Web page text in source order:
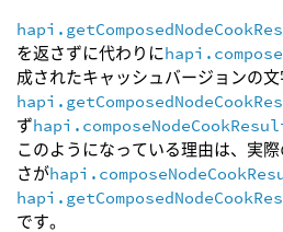
を返さずに代わりに
成されたキャッシュバージョンの文
ず
このようになっている理由は、実
さが
です。